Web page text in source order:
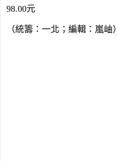
98.00元
（統籌：一北；編輯：嵐岫）